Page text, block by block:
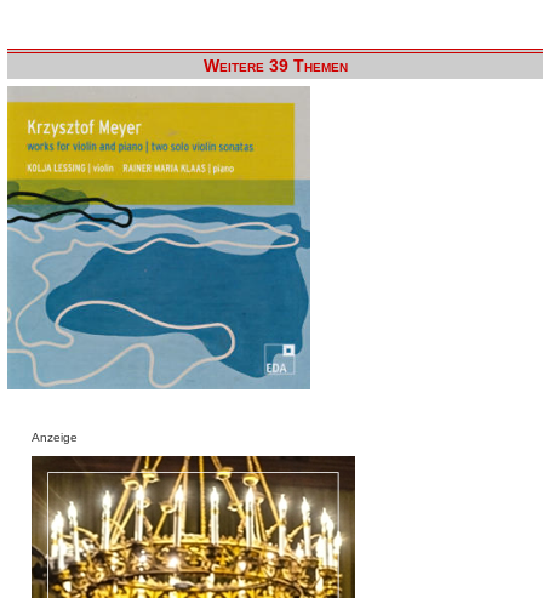
Weitere 39 Themen
Anzeige